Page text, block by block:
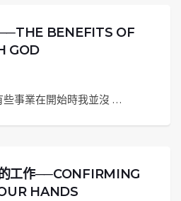
BENEFITS OF
GOD
些事業在開始時我並沒 …
工作──CONFIRMING
HANDS